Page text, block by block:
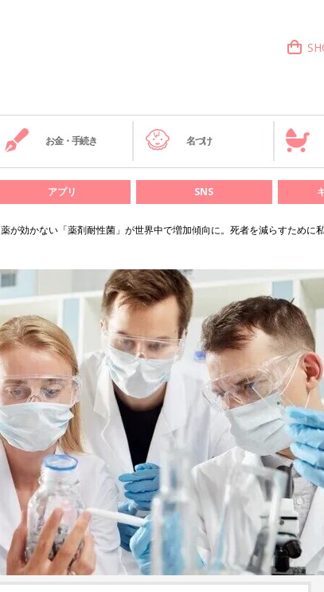
お金・手続き 名づけ
アプリ SNS
薬が効かない「薬剤耐性菌」が世界中で増加傾向に。死者を減らすために